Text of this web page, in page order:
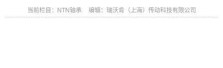
当前栏目：NTN轴承 编辑：瑞沃肯（上海）传动科技有限公司